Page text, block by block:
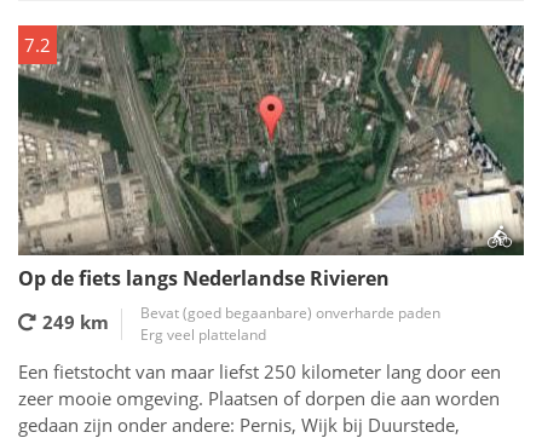
7.2
Op de fiets langs Nederlandse Rivieren
249 km
Bevat (goed begaanbare) onverharde paden
Erg veel platteland
Een fietstocht van maar liefst 250 kilometer lang door een
zeer mooie omgeving. Plaatsen of dorpen die aan worden
gedaan zijn onder andere: Pernis, Wijk bij Duurstede,